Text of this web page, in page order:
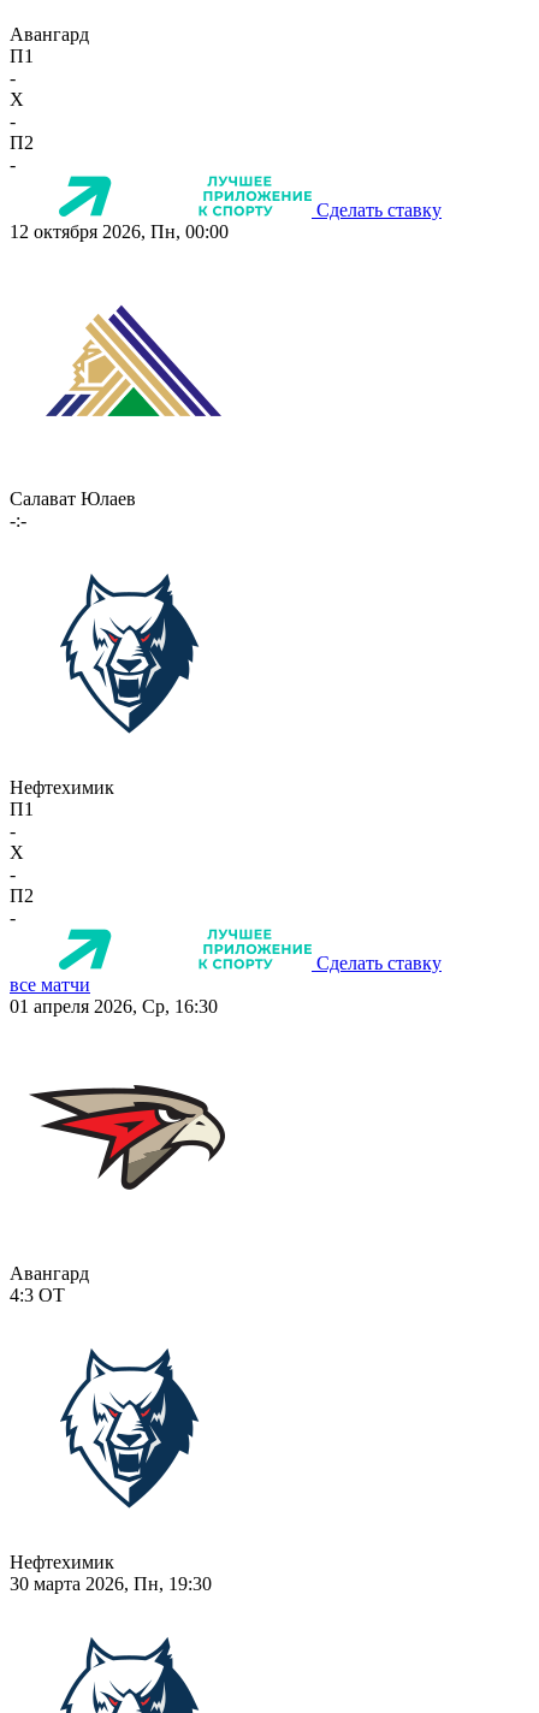
Авангард
П1
-
X
-
П2
-
Сделать ставку
12 октября 2026, Пн, 00:00
Салават Юлаев
-:-
Нефтехимик
П1
-
X
-
П2
-
Сделать ставку
все матчи
01 апреля 2026, Ср, 16:30
Авангард
4:3 ОТ
Нефтехимик
30 марта 2026, Пн, 19:30